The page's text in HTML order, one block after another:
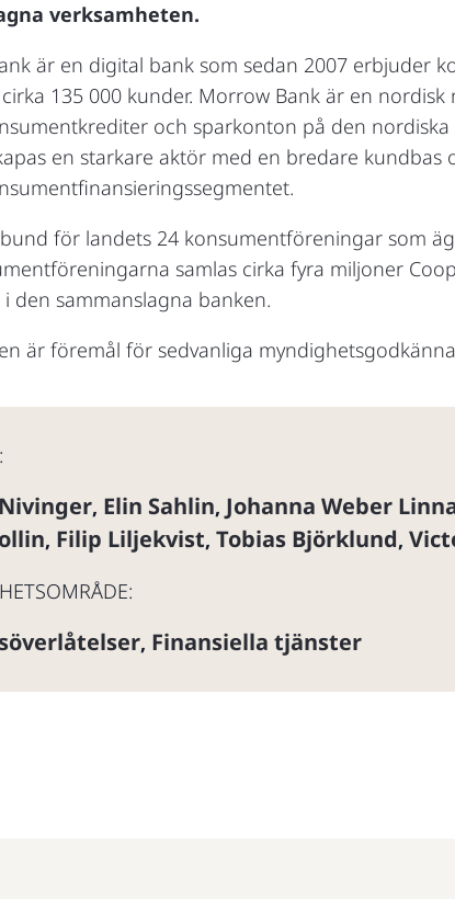
verksamheten.
är en digital bank som sedan 2007 erbjuder
135 000 kunder. Morrow Bank är en
och sparkonton på den
en starkare aktör med en bredare
för landets 24 konsumentföreningar som
samlas cirka fyra miljoner
den sammanslagna banken.
är föremål för sedvanliga
, Elin Sahlin, Johanna Weber
, Filip Liljekvist, Tobias Björklund,
, Finansiella tjänster